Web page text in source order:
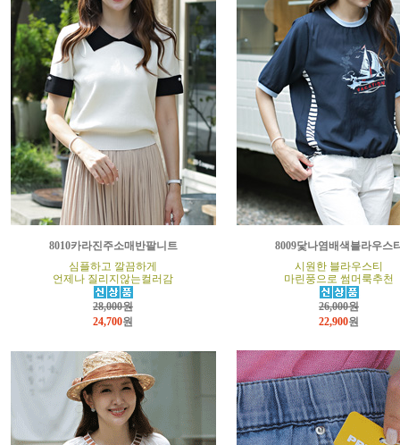
8010카라진주소매반팔니트
심플하고 깔끔하게
언제나 질리지않는컬러감
28,000원
24,700원
8009닻나염배색블라우스
시원한 블라우스티
마린풍으로 썸머룩추천
26,000원
22,900원